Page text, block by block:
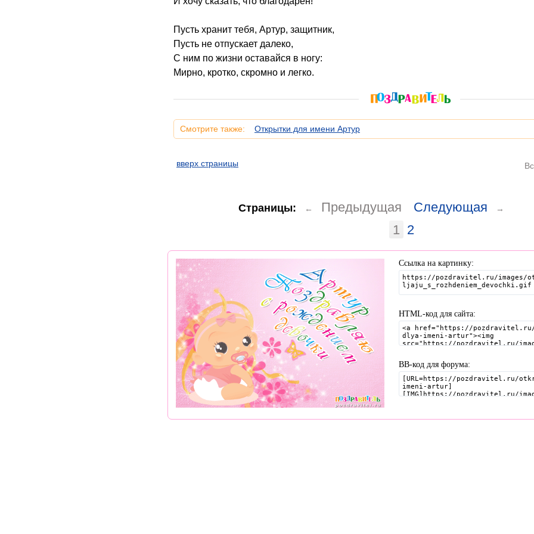
Пусть хранит тебя, Артур, защитник,
Пусть не отпускает далеко,
С ним по жизни оставайся в ногу:
Мирно, кротко, скромно и легко.
Смотрите также: Открытки для имени Артур
вверх страницы
Страницы: ← Предыдущая Следующая →
1 2
Ссылка на картинку:
HTML-код для сайта:
BB-код для форума: